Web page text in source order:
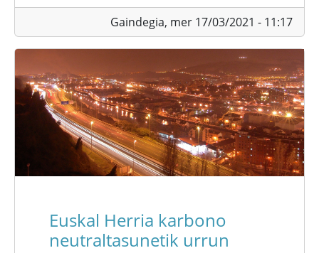
Gaindegia, mer 17/03/2021 - 11:17
Euskal Herria karbono
neutraltasunetik urrun